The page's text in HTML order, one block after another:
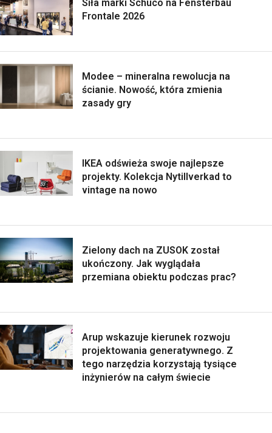
Siła marki Schüco na Fensterbau
Frontale 2026
Modee – mineralna rewolucja na
ścianie. Nowość, która zmienia
zasady gry
IKEA odświeża swoje najlepsze
projekty. Kolekcja Nytillverkad to
vintage na nowo
Zielony dach na ZUSOK został
ukończony. Jak wyglądała
przemiana obiektu podczas prac?
Arup wskazuje kierunek rozwoju
projektowania generatywnego. Z
tego narzędzia korzystają tysiące
inżynierów na całym świecie